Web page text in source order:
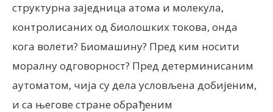
структурна заједница атома и молекула,
контролисаних од биолошких токова, онда
кога волети? Биомашину? Пред ким носити
моралну одговорност? Пред детерминисаним
аутоматом, чија су дела условљена добијеним,
и са његове стране обрађеним